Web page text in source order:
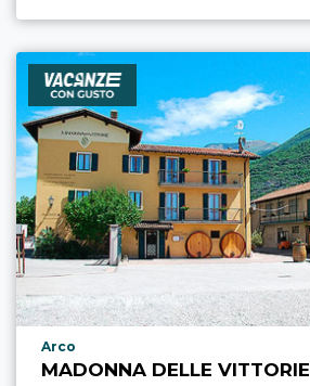
aria.poi_location_prefix
Arco
MADONNA DELLE VITTORIE